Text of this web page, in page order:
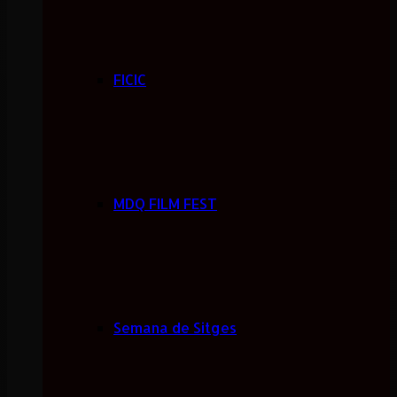
FICIC
MDQ FILM FEST
Semana de Sitges